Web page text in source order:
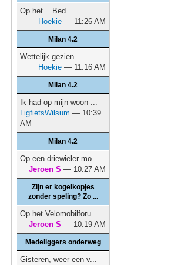
Op het .. Bed...
Hoekie — 11:26 AM
Milan 4.2
Wettelijk gezien.....
Hoekie — 11:16 AM
Milan 4.2
Ik had op mijn woon-...
LigfietsWilsum — 10:39
AM
Milan 4.2
Op een driewieler mo...
Jeroen S — 10:27 AM
Zijn er kogelkopjes
zonder speling? Zo ...
Op het Velomobilforu...
Jeroen S — 10:19 AM
Medeliggers onderweg
Gisteren, weer een v...